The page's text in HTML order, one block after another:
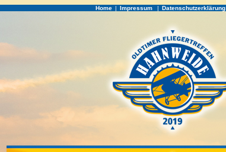
Home | Impressum | Datenschutzerklärung